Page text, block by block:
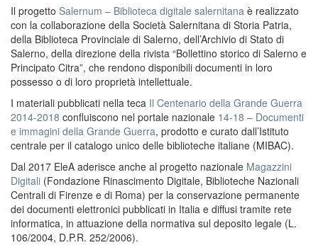
Il progetto Salernum – Biblioteca digitale salernitana è realizzato
con la collaborazione della Società Salernitana di Storia Patria,
della Biblioteca Provinciale di Salerno, dell’Archivio di Stato di
Salerno, della direzione della rivista “Bollettino storico di Salerno e
Principato Citra”, che rendono disponibili documenti in loro
possesso o di loro proprietà intellettuale.
I materiali pubblicati nella teca Il Centenario della Grande Guerra
2014-2018 confluiscono nel portale nazionale 14-18 – Documenti
e immagini della Grande Guerra, prodotto e curato dall’Istituto
centrale per il catalogo unico delle biblioteche italiane (MIBAC).
Dal 2017 EleA aderisce anche al progetto nazionale Magazzini
Digitali (Fondazione Rinascimento Digitale, Biblioteche Nazionali
Centrali di Firenze e di Roma) per la conservazione permanente
dei documenti elettronici pubblicati in Italia e diffusi tramite rete
informatica, in attuazione della normativa sul deposito legale (L.
106/2004, D.P.R. 252/2006).